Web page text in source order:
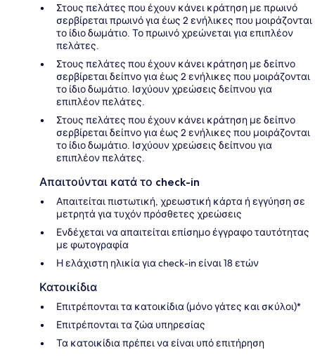
Στους πελάτες που έχουν κάνει κράτηση με πρωινό
σερβίρεται πρωινό για έως 2 ενήλικες που μοιράζονται
το ίδιο δωμάτιο. Το πρωινό χρεώνεται για επιπλέον
πελάτες.
Στους πελάτες που έχουν κάνει κράτηση με δείπνο
σερβίρεται δείπνο για έως 2 ενήλικες που μοιράζονται
το ίδιο δωμάτιο. Ισχύουν χρεώσεις δείπνου για
επιπλέον πελάτες.
Στους πελάτες που έχουν κάνει κράτηση με δείπνο
σερβίρεται δείπνο για έως 2 ενήλικες που μοιράζονται
το ίδιο δωμάτιο. Ισχύουν χρεώσεις δείπνου για
επιπλέον πελάτες.
Απαιτούνται κατά το check-in
Απαιτείται πιστωτική, χρεωστική κάρτα ή εγγύηση σε
μετρητά για τυχόν πρόσθετες χρεώσεις
Ενδέχεται να απαιτείται επίσημο έγγραφο ταυτότητας
με φωτογραφία
Η ελάχιστη ηλικία για check-in είναι 18 ετών
Κατοικίδια
Επιτρέπονται τα κατοικίδια (μόνο γάτες και σκύλοι)*
Επιτρέπονται τα ζώα υπηρεσίας
Τα κατοικίδια πρέπει να είναι υπό επιτήρηση